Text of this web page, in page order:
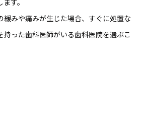
す。
緩みや痛みが生じた場合、すぐに処置な
持った歯科医師がいる歯科医院を選ぶこ